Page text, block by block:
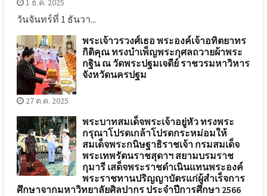
1 ธ.ค. 2025
วันจันทร์ที่ 1 ธันวา...
พระเจ้าวรวงศ์เธอ พระองค์เจ้าอทิตยาทร
กิติคุณ ทรงบำเพ็ญพระกุศลถวายผ้าพระ
กฐิน ณ วัดพระปฐมเจดีย์ ราชวรมหาวิหาร
จังหวัดนครปฐม
27 ต.ค. 2025
พระบาทสมเด็จพระเจ้าอยู่หัว ทรงพระ
กรุณาโปรดเกล้าโปรดกระหม่อมให้
สมเด็จพระกนิษฐาธิราชเจ้า กรมสมเด็จ
พระเทพรัตนราชสุดาฯ สยามบรมราช
กุมารี เสด็จพระราชดำเนินแทนพระองค์
พระราชทานปริญญาบัตรแก่ผู้สำเร็จการ
ศึกษาจากมหาวิทยาลัยศิลปากร ประจำปีการศึกษา 2566